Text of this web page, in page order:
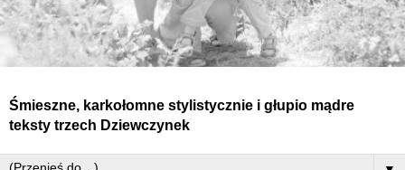
Śmieszne, karkołomne stylistycznie i głupio mądre
teksty trzech Dziewczynek